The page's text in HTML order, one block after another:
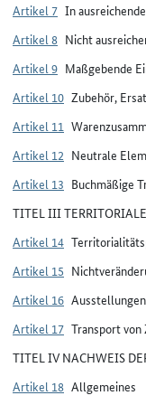
Artikel 7 In
Artikel 8 Nicht
Artikel 9 Maßgebende
Artikel 10 Zubehör,
Artikel 11
Artikel 12 Neutrale
Artikel 13 Buchmäßige
TITEL III
Artikel 14
Artikel 15
Artikel 16 Ausstellungen
Artikel 17 Transport von
TITEL IV NACHWEIS
Artikel 18 Allgemeines